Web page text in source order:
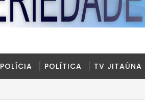
POLÍCIA POLÍTICA TV JITAÚNA